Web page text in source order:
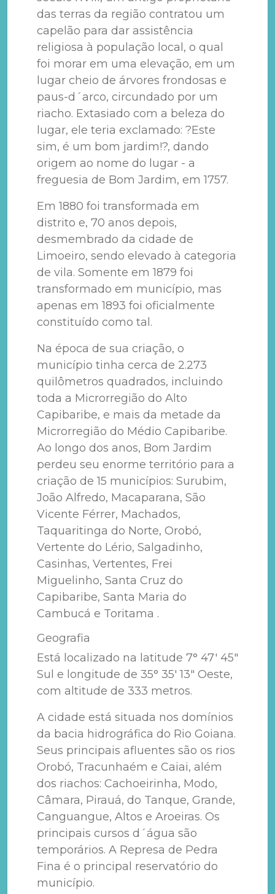
das terras da região contratou um
capelão para dar assistência
religiosa à população local, o qual
foi morar em uma elevação, em um
lugar cheio de árvores frondosas e
paus-d´arco, circundado por um
riacho. Extasiado com a beleza do
lugar, ele teria exclamado: ?Este
sim, é um bom jardim!?, dando
origem ao nome do lugar - a
freguesia de Bom Jardim, em 1757.
Em 1880 foi transformada em
distrito e, 70 anos depois,
desmembrado da cidade de
Limoeiro, sendo elevado à categoria
de vila. Somente em 1879 foi
transformado em município, mas
apenas em 1893 foi oficialmente
constituído como tal.
Na época de sua criação, o
município tinha cerca de 2.273
quilômetros quadrados, incluindo
toda a Microrregião do Alto
Capibaribe, e mais da metade da
Microrregião do Médio Capibaribe.
Ao longo dos anos, Bom Jardim
perdeu seu enorme território para a
criação de 15 municípios: Surubim,
João Alfredo, Macaparana, São
Vicente Férrer, Machados,
Taquaritinga do Norte, Orobó,
Vertente do Lério, Salgadinho,
Casinhas, Vertentes, Frei
Miguelinho, Santa Cruz do
Capibaribe, Santa Maria do
Cambucá e Toritama .
Geografia
Está localizado na latitude 7° 47' 45"
Sul e longitude de 35° 35' 13" Oeste,
com altitude de 333 metros.
A cidade está situada nos domínios
da bacia hidrográfica do Rio Goiana.
Seus principais afluentes são os rios
Orobó, Tracunhaém e Caiai, além
dos riachos: Cachoeirinha, Modo,
Câmara, Pirauá, do Tanque, Grande,
Canguangue, Altos e Aroeiras. Os
principais cursos d´água são
temporários. A Represa de Pedra
Fina é o principal reservatório do
município.